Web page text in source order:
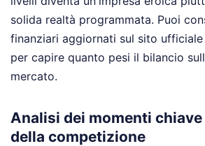
solida realtà programmata. Puoi
finanziari aggiornati sul sito ufficiale
per capire quanto pesi il bilancio
mercato.
Analisi dei momenti
della competizione